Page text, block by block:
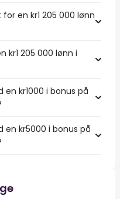
en kr1 205 000 lønn
kr1 205 000 lønn i
kr1000 i bonus på
en kr5000 i bonus på